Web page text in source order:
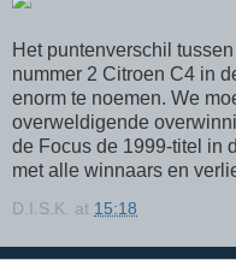
Het puntenverschil
nummer 2 Citroen C4 in
enorm te noemen. We
overweldigende
de Focus de 1999-titel in
met alle winnaars en
D.I.S.K. at 15:18